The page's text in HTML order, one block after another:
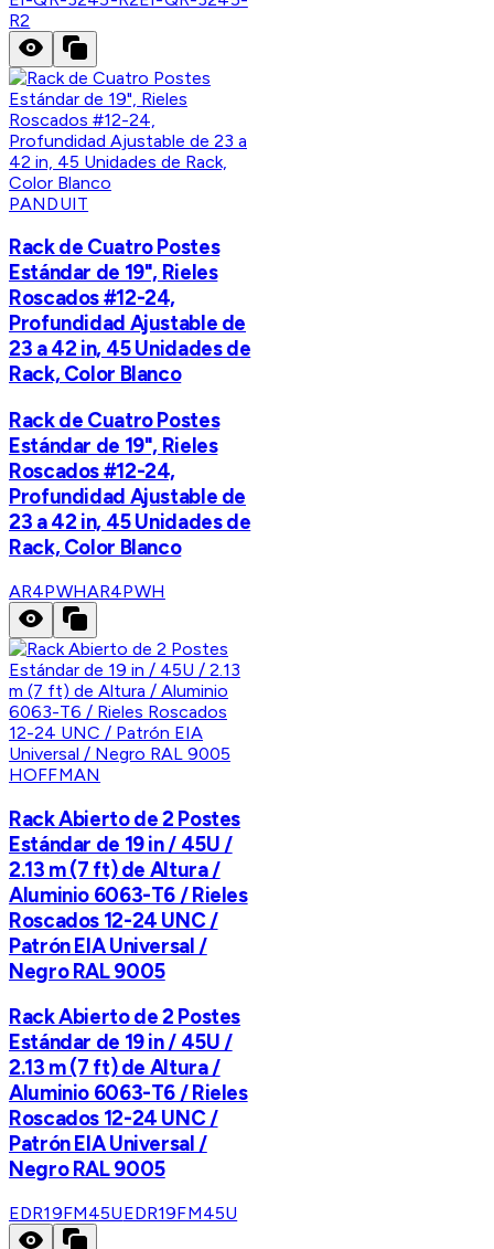
R2
PANDUIT
Rack de Cuatro Postes
Estándar de 19", Rieles
Roscados #12-24,
Profundidad Ajustable de
23 a 42 in, 45 Unidades de
Rack, Color Blanco
Rack de Cuatro Postes
Estándar de 19", Rieles
Roscados #12-24,
Profundidad Ajustable de
23 a 42 in, 45 Unidades de
Rack, Color Blanco
AR4PWHAR4PWH
HOFFMAN
Rack Abierto de 2 Postes
Estándar de 19 in / 45U /
2.13 m (7 ft) de Altura /
Aluminio 6063-T6 / Rieles
Roscados 12-24 UNC /
Patrón EIA Universal /
Negro RAL 9005
Rack Abierto de 2 Postes
Estándar de 19 in / 45U /
2.13 m (7 ft) de Altura /
Aluminio 6063-T6 / Rieles
Roscados 12-24 UNC /
Patrón EIA Universal /
Negro RAL 9005
EDR19FM45UEDR19FM45U